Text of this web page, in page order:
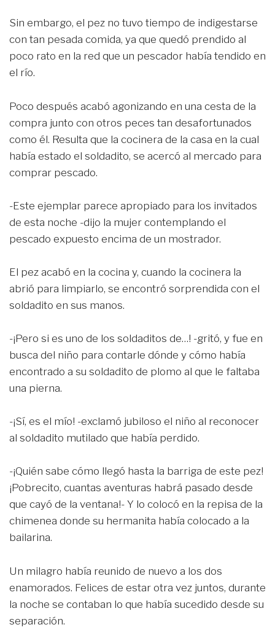
Sin embargo, el pez no tuvo tiempo de indigestarse
con tan pesada comida, ya que quedó prendido al
poco rato en la red que un pescador había tendido en
el río.
Poco después acabó agonizando en una cesta de la
compra junto con otros peces tan desafortunados
como él. Resulta que la cocinera de la casa en la cual
había estado el soldadito, se acercó al mercado para
comprar pescado.
-Este ejemplar parece apropiado para los invitados
de esta noche -dijo la mujer contemplando el
pescado expuesto encima de un mostrador.
El pez acabó en la cocina y, cuando la cocinera la
abrió para limpiarlo, se encontró sorprendida con el
soldadito en sus manos.
-¡Pero si es uno de los soldaditos de…! -gritó, y fue en
busca del niño para contarle dónde y cómo había
encontrado a su soldadito de plomo al que le faltaba
una pierna.
-¡Sí, es el mío! -exclamó jubiloso el niño al reconocer
al soldadito mutilado que había perdido.
-¡Quién sabe cómo llegó hasta la barriga de este pez!
¡Pobrecito, cuantas aventuras habrá pasado desde
que cayó de la ventana!- Y lo colocó en la repisa de la
chimenea donde su hermanita había colocado a la
bailarina.
Un milagro había reunido de nuevo a los dos
enamorados. Felices de estar otra vez juntos, durante
la noche se contaban lo que había sucedido desde su
separación.